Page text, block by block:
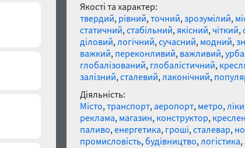
Якості та характер:
твердий, рівний,точний,зрозумілий,
статичний,стабільний,якісний, чіткий,
діловий,логічний,сучасний, модний,
важкий, переконливий, важливий,
глобалізований, глобалістичний,
залізний,сталевий,лаконічний,
Діяльність:
Місто,транспорт,аеропорт, метро,ліки
реклама, магазин, конструктор,
паливо,енергетика, гроші,сталевар,
промисловість,будівництво,логістика,